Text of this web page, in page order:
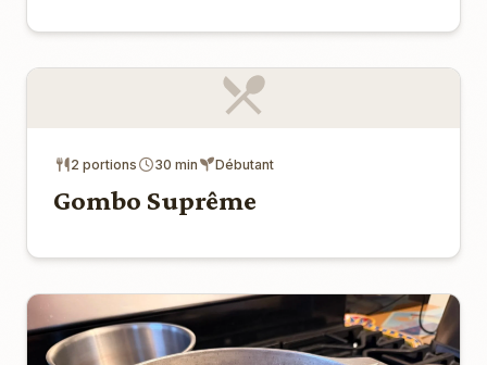
2 portions 30 min Débutant
Gombo Suprême